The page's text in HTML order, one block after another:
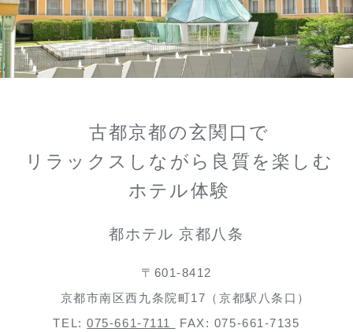
古都京都の玄関口で
リラックスしながら良質を楽しむ
ホテル体験
都ホテル 京都八条
〒601-8412
京都市南区西九条院町17（京都駅八条口）
TEL:075-661-7111 FAX: 075-661-7135